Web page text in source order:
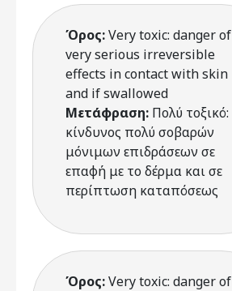
Όρος:Very toxic: danger of
very serious irreversible
effects in contact with skin
and if swallowed
Μετάφραση: Πολύ τοξικό:
κίνδυνος πολύ σοβαρών
μόνιμων επιδράσεων σε
επαφή με το δέρμα και σε
περίπτωση καταπόσεως
Όρος:Very toxic: danger of